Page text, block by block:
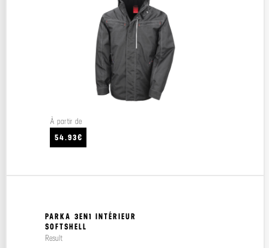
À partir de
54.93€
PARKA 3EN1 INTÉRIEUR
SOFTSHELL
Result